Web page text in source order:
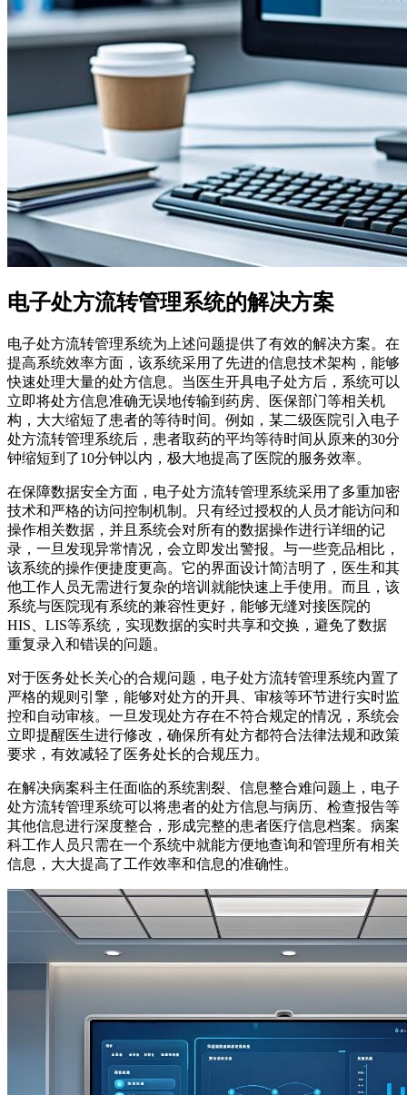
电子处方流转管理系统的解决方案
电子处方流转管理系统为上述问题提供了有效的解决方案。在
提高系统效率方面，该系统采用了先进的信息技术架构，能够
快速处理大量的处方信息。当医生开具电子处方后，系统可以
立即将处方信息准确无误地传输到药房、医保部门等相关机
构，大大缩短了患者的等待时间。例如，某二级医院引入电子
处方流转管理系统后，患者取药的平均等待时间从原来的30分
钟缩短到了10分钟以内，极大地提高了医院的服务效率。
在保障数据安全方面，电子处方流转管理系统采用了多重加密
技术和严格的访问控制机制。只有经过授权的人员才能访问和
操作相关数据，并且系统会对所有的数据操作进行详细的记
录，一旦发现异常情况，会立即发出警报。与一些竞品相比，
该系统的操作便捷度更高。它的界面设计简洁明了，医生和其
他工作人员无需进行复杂的培训就能快速上手使用。而且，该
系统与医院现有系统的兼容性更好，能够无缝对接医院的
HIS、LIS等系统，实现数据的实时共享和交换，避免了数据
重复录入和错误的问题。
对于医务处长关心的合规问题，电子处方流转管理系统内置了
严格的规则引擎，能够对处方的开具、审核等环节进行实时监
控和自动审核。一旦发现处方存在不符合规定的情况，系统会
立即提醒医生进行修改，确保所有处方都符合法律法规和政策
要求，有效减轻了医务处长的合规压力。
在解决病案科主任面临的系统割裂、信息整合难问题上，电子
处方流转管理系统可以将患者的处方信息与病历、检查报告等
其他信息进行深度整合，形成完整的患者医疗信息档案。病案
科工作人员只需在一个系统中就能方便地查询和管理所有相关
信息，大大提高了工作效率和信息的准确性。